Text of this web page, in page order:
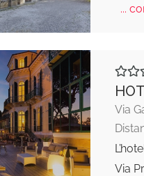
...
Via
Via